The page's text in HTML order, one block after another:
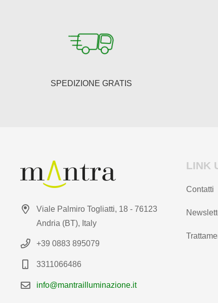
scelte
nella
del
SPEDIZIONE GRATIS
Viale Palmiro Togliatti, 18 - 76123
Andria (BT), Italy
+39 0883 895079
3311066486
info@mantrailluminazione.it
LINK
Contatti